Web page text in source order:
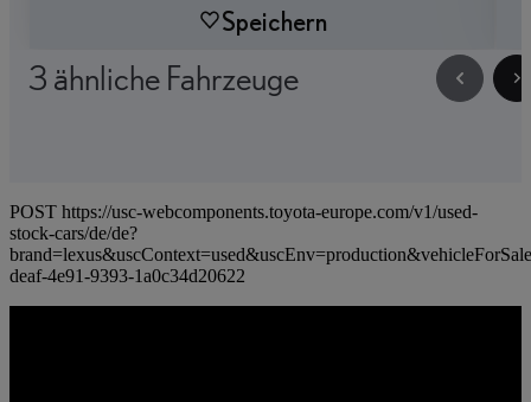
Speichern
3 ähnliche Fahrzeuge
POST https://usc-webcomponents.toyota-europe.com/v1/used-
stock-cars/de/de?
deaf-4e91-9393-1a0c34d20622